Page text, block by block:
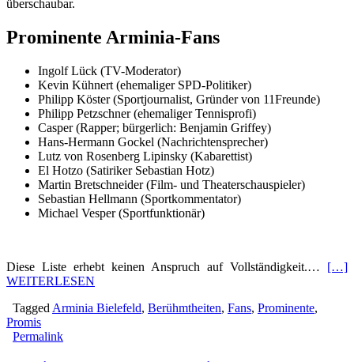
überschaubar.
Prominente Arminia-Fans
Ingolf Lück (TV-Moderator)
Kevin Kühnert (ehemaliger SPD-Politiker)
Philipp Köster (Sportjournalist, Gründer von 11Freunde)
Philipp Petzschner (ehemaliger Tennisprofi)
Casper (Rapper; bürgerlich: Benjamin Griffey)
Hans-Hermann Gockel (Nachrichtensprecher)
Lutz von Rosenberg Lipinsky (Kabarettist)
El Hotzo (Satiriker Sebastian Hotz)
Martin Bretschneider (Film- und Theaterschauspieler)
Sebastian Hellmann (Sportkommentator)
Michael Vesper (Sportfunktionär)
Diese Liste erhebt keinen Anspruch auf Vollständigkeit.… […]
WEITERLESEN
Tagged Arminia Bielefeld, Berühmtheiten, Fans, Prominente,
Promis
Permalink